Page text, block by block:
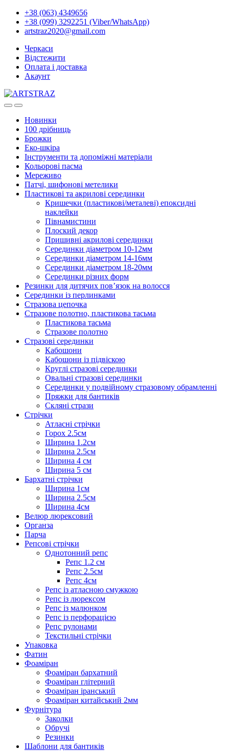
+38 (063) 4349656
+38 (099) 3292251 (Viber/WhatsApp)
artstraz2020@gmail.com
Черкаси
Відстежити
Оплата і доставка
Акаунт
Новинки
100 дрібниць
Брожки
Еко-шкіра
Інструменти та допоміжні матеріали
Кольорові пасма
Мереживо
Патчі, шифонові метелики
Пластикові та акрилові серединки
Кришечки (пластикові/металеві) епоксидні
наклейки
Півнамистини
Плоский декор
Пришивні акрилові серединки
Серединки діаметром 10-12мм
Серединки діаметром 14-16мм
Серединки діаметром 18-20мм
Серединки різних форм
Резинки для дитячих пов’язок на волосся
Серединки із перлинками
Стразова цепочка
Стразове полотно, пластикова тасьма
Пластикова тасьма
Стразове полотно
Стразові серединки
Кабошони
Кабошони із підвіскою
Круглі стразові серединки
Овальні стразові серединки
Серединки у подвійному стразовому обрамленні
Пряжки для бантиків
Скляні стрази
Стрічки
Атласні стрічки
Горох 2.5см
Ширина 1.2см
Ширина 2.5см
Ширина 4 см
Ширина 5 см
Бархатні стрічки
Ширина 1см
Ширина 2.5см
Ширина 4см
Велюр люрексовий
Органза
Парча
Репсові стрічки
Однотонний репс
Репс 1.2 см
Репс 2.5см
Репс 4см
Репс із атласною смужкою
Репс із люрексом
Репс із малюнком
Репс із перфорацією
Репс рулонами
Текстильні стрічки
Упаковка
Фатин
Фоаміран
Фоаміран бархатний
Фоаміран глітерний
Фоаміран іранський
Фоаміран китайський 2мм
Фурнітура
Заколки
Обручі
Резинки
Шаблони для бантиків